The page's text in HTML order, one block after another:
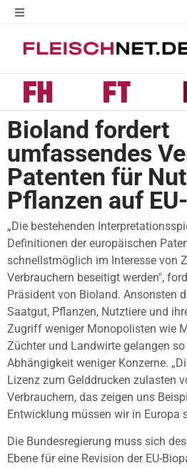
Bioland fordert
umfassendes
Patenten für
Pflanzen auf
„Die bestehenden
Definitionen der europäischen
schnellstmöglich im Interesse von
Verbrauchern beseitigt werden",
Präsident von Bioland. Ansonsten
Saatgut, Pflanzen, Nutztiere und
Zugriff weniger Monopolisten wie
Züchter und Landwirte gelangen
Abhängigkeit weniger Konzerne.
Lizenz zum Gelddrucken zulasten
Verbrauchern, das zeigen uns
Entwicklung müssen wir in Europa
Die Bundesregierung muss sich
Ebene für eine Revision der EU-